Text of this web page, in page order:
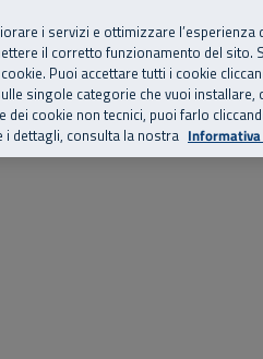
per il mondo della disabilità
Chi siamo Storie, news ed
i servizi e ottimizzare l’esperienza
il corretto funzionamento del sito.
Puoi accettare tutti i cookie
singole categorie che vuoi installare,
cookie non tecnici, puoi farlo
i dettagli, consulta la nostra